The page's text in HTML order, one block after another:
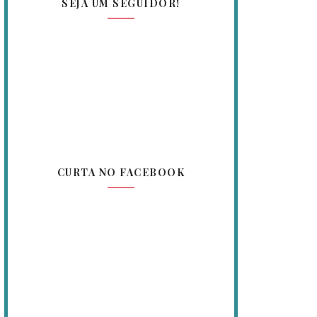
SEJA UM SEGUIDOR!
CURTA NO FACEBOOK